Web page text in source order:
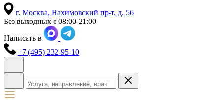
г. Москва, Нахимовский пр-т, д. 56
Без выходных с 08:00-21:00
Написать в
+7 (495) 232-95-10